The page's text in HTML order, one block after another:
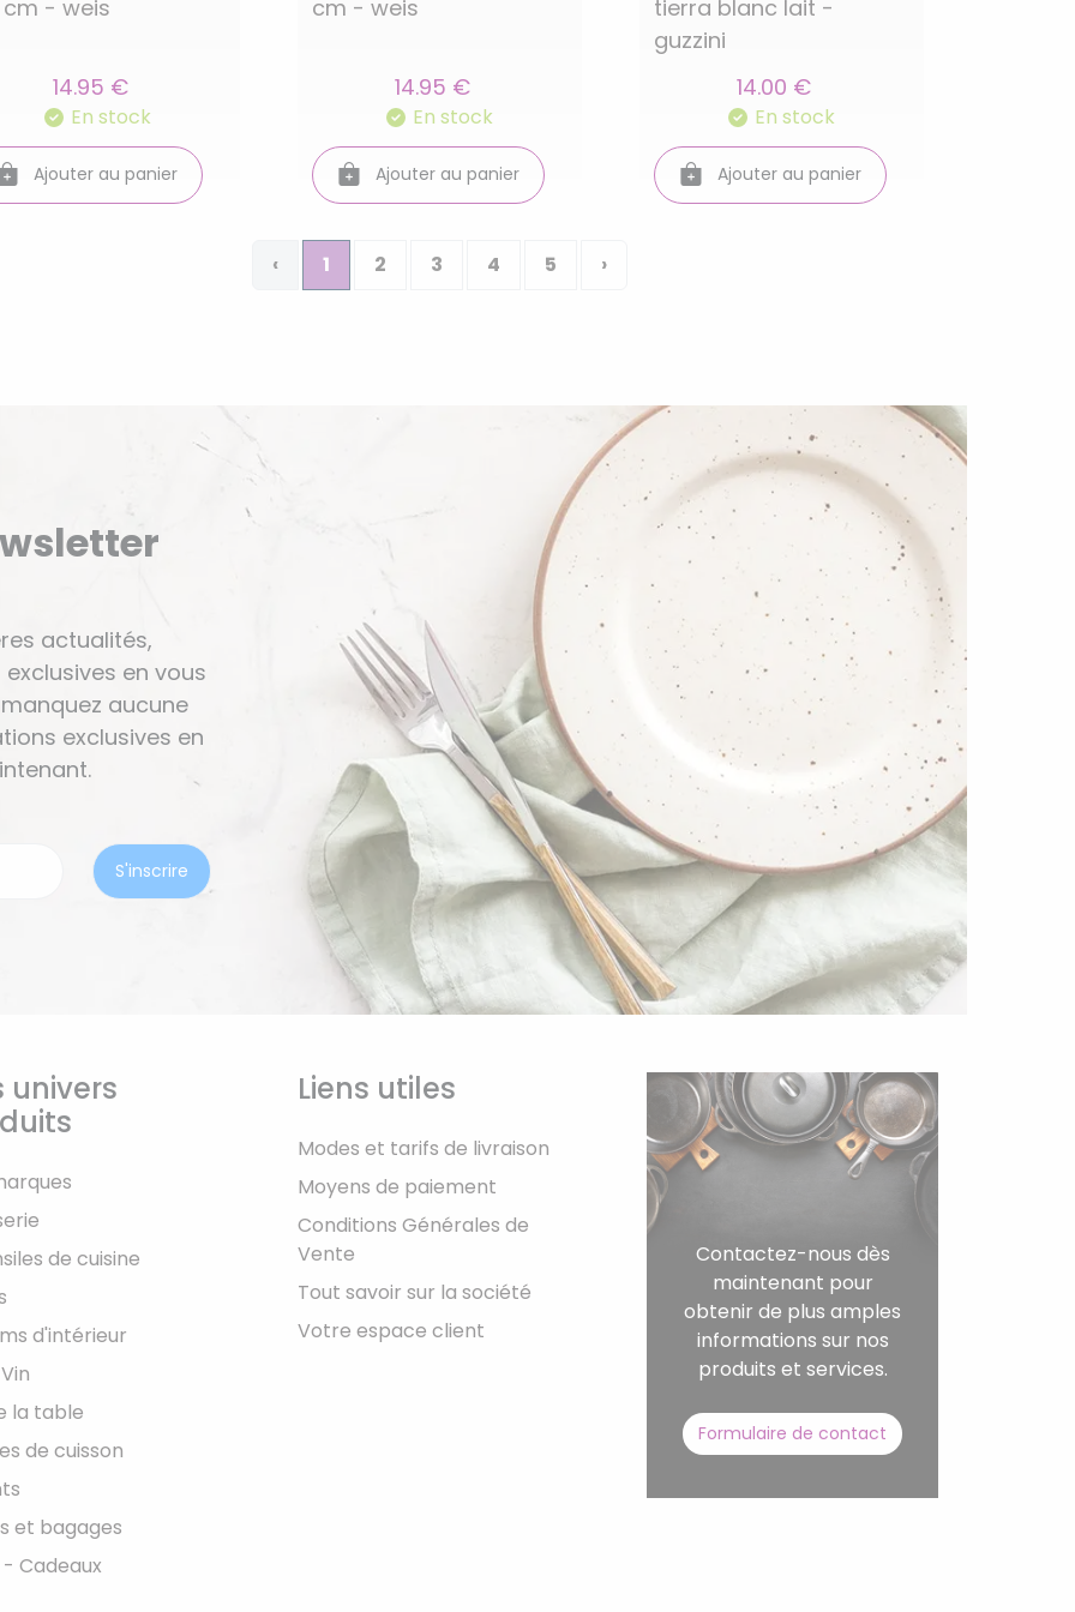
- weis
14.95 €
En stock
Ajouter au panier
cm - weis
14.95 €
En stock
Ajouter au panier
tierra blanc lait -
guzzini
14.00 €
En stock
Ajouter au panier
‹ 1 2 3 4 5 ›
actualités,
en vous
aucune
exclusives en
univers
de cuisine
d'intérieur
la table
de cuisson
et bagages
Cadeaux
Liens utiles
Modes et tarifs de livraison
Moyens de paiement
Conditions Générales de
Vente
Tout savoir sur la société
Votre espace client
Contactez-nous dès
maintenant pour
obtenir de plus amples
informations sur nos
produits et services.
Formulaire de contact